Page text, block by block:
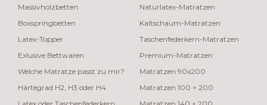
Massivholzbetten
Boxspringbetten
Latex-Topper
Exlusive Bettwaren
Welche Matratze passt zu mir?
Härtegrad H2, H3 oder H4
Naturlatex-Matratzen
Kaltschaum-Matratzen
Taschenfederkern-Matratzen
Premium-Matratzen
Matratzen 90x200
Matratzen 100 × 200